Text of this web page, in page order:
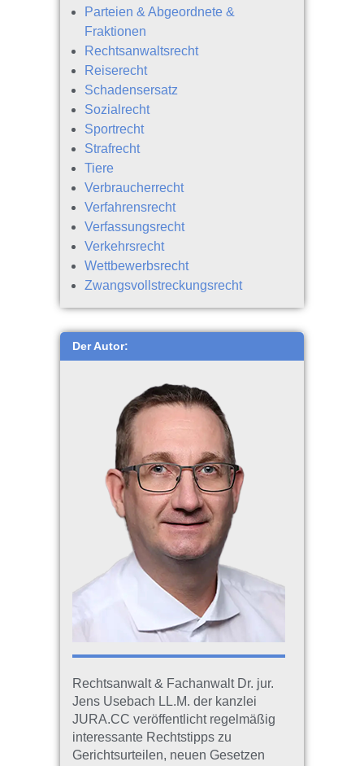
Parteien & Abgeordnete &
Fraktionen
Rechtsanwaltsrecht
Reiserecht
Schadensersatz
Sozialrecht
Sportrecht
Strafrecht
Tiere
Verbraucherrecht
Verfahrensrecht
Verfassungsrecht
Verkehrsrecht
Wettbewerbsrecht
Zwangsvollstreckungsrecht
Der Autor:
Rechtsanwalt & Fachanwalt Dr. jur.
Jens Usebach LL.M. der kanzlei
JURA.CC veröffentlicht regelmäßig
interessante Rechtstipps zu
Gerichtsurteilen, neuen Gesetzen